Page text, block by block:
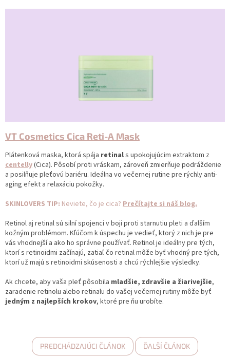
VT Cosmetics Cica Reti-A Mask
Plátenková maska, ktorá spája retinals upokojujúcim extraktom z
centelly(Cica). Pôsobí proti vráskam, zároveň zmierňuje podráždenie
a posilňuje pleťovú bariéru. Ideálna vo večernej rutine pre rýchly anti-
aging efekt a relaxáciu pokožky.
SKINLOVERS TIP: Neviete, čo je cica? Prečítajte si náš blog.
Retinol aj retinal sú silní spojenci v boji proti starnutiu pleti a ďalším
kožným problémom. Kľúčom k úspechu je vedieť, ktorý z nich je pre
vás vhodnejší a ako ho správne používať. Retinol je ideálny pre tých,
ktorí s retinoidmi začínajú, zatiaľ čo retinal môže byť vhodný pre tých,
ktorí už majú s retinoidmi skúsenosti a chcú rýchlejšie výsledky.
Ak chcete, aby vaša pleť pôsobila mladšie, zdravšie a žiarivejšie,
zaradenie retinolu alebo retinalu do vašej večernej rutiny môže byť
jedným z najlepších krokov, ktoré pre ňu urobíte.
PREDCHÁDZAJÚCI ČLÁNOK ĎALŠÍ ČLÁNOK